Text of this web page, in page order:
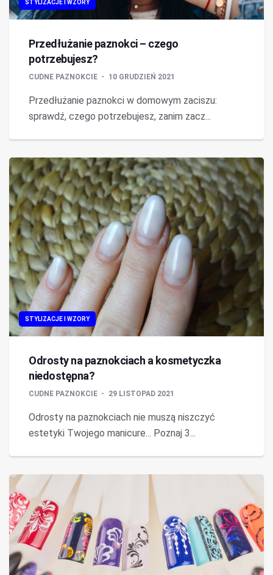
STYLIZACJE I WZORY
Przedłużanie paznokci – czego
potrzebujesz?
CUDNE PAZNOKCIE 10 GRUDZIEŃ 2021
Przedłużanie paznokci w domowym zaciszu:
sprawdź, czego potrzebujesz, zanim zacz...
STYLIZACJE I WZORY
Odrosty na paznokciach a kosmetyczka
niedostępna?
CUDNE PAZNOKCIE 29 LISTOPAD 2021
Odrosty na paznokciach nie muszą niszczyć
estetyki Twojego manicure... Poznaj 3...